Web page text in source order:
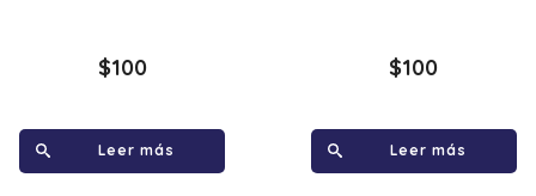
$100
Leer más
$100
Leer más